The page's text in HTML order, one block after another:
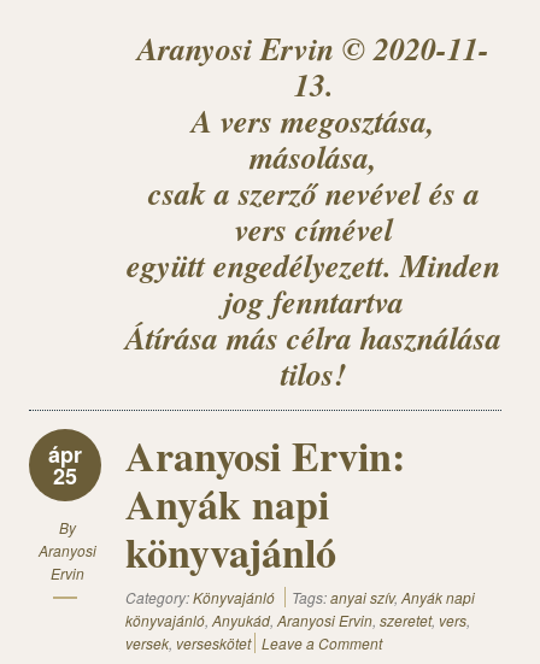
Aranyosi Ervin © 2020-11-
13.
A vers megosztása,
másolása,
csak a szerző nevével és a
vers címével
együtt engedélyezett. Minden
jog fenntartva
Átírása más célra használása
tilos!
ápr
25
By
Aranyosi
Ervin
Aranyosi Ervin:
Anyák napi
könyvajánló
Category:Könyvajánló Tags:anyai szív, Anyák napi
könyvajánló, Anyukád, Aranyosi Ervin, szeretet, vers,
versek, verseskötet Leave a Comment